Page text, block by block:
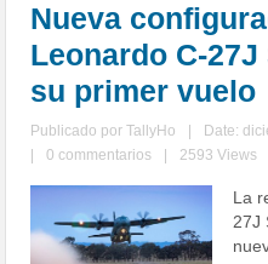
Nueva
Leonardo C-
su primer vuelo
Publicado porTallyHo
Date:
0 commentarios 2593 Views
La
27J